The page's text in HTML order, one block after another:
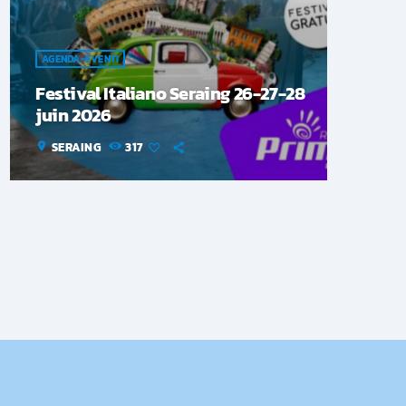
AGENDA-EVENTI
Festival Italiano Seraing 26-27-28
juin 2026
location_on SERAING 317